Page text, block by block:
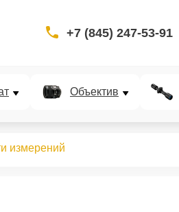
+7 (845) 247-53-91
Объектив
измерений